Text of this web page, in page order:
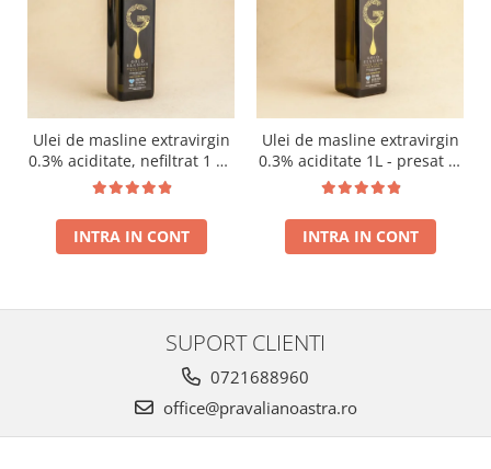
Ulei de masline extravirgin
0.3% aciditate, nefiltrat 1 L -
presat la rece RECOLTA
INTRA IN CONT
Ulei de masline extravirgin
0.3% aciditate 1L - presat la
rece RECOLTA NOUA
INTRA IN CONT
SUPORT CLIENTI
0721688960
office@pravalianoastra.ro